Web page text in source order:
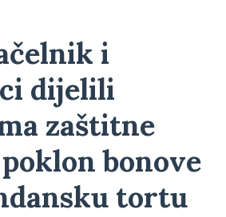
i
dijelili
zaštitne
bonove
tortu